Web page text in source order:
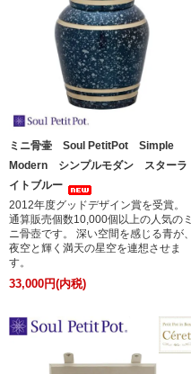
ミニ骨壷 Soul PetitPot Simple
Modern シンプルモダン スターラ
イトブルー
2012年度グッドデザイン賞を受賞。
通算販売個数10,000個以上の人気のミ
ニ骨壺です。 深い空間を感じる青が、
夜空と輝く満天の星空を連想させま
す。
33,000円(内税)